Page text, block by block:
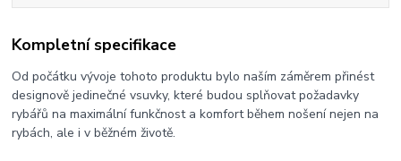
Kompletní specifikace
Od počátku vývoje tohoto produktu bylo naším záměrem přinést
designově jedinečné vsuvky, které budou splňovat požadavky
rybářů na maximální funkčnost a komfort během nošení nejen na
rybách, ale i v běžném životě.